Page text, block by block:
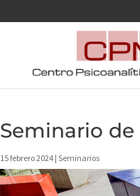
Seminario de
15 febrero 2024 |Seminarios